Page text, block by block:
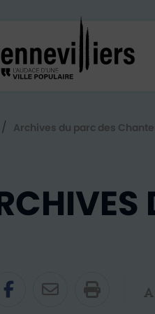
mobile
/ Archives du parc des
sur Twitter
Partager sur
Partager